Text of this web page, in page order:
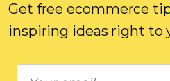
Get free ecommerce
inspiring ideas right to